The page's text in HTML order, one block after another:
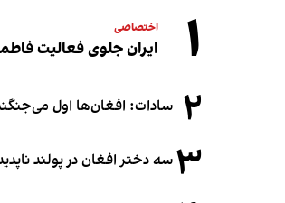
۱ اختصاصی
ایران جلوی فعالیت
۲ سادات: افغان‌ها اول
۳سه دختر افغان در پولند